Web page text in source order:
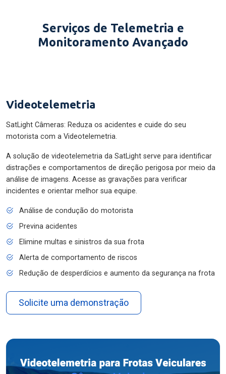
Serviços de Telemetria e
Monitoramento Avançado
Videotelemetria
SatLight Câmeras: Reduza os acidentes e cuide do seu
motorista com a Videotelemetria.
A solução de videotelemetria da SatLight serve para identificar
distrações e comportamentos de direção perigosa por meio da
análise de imagens. Acesse as gravações para verificar
incidentes e orientar melhor sua equipe.
Análise de condução do motorista
Previna acidentes
Elimine multas e sinistros da sua frota
Alerta de comportamento de riscos
Redução de desperdícios e aumento da segurança na frota
Solicite uma demonstração